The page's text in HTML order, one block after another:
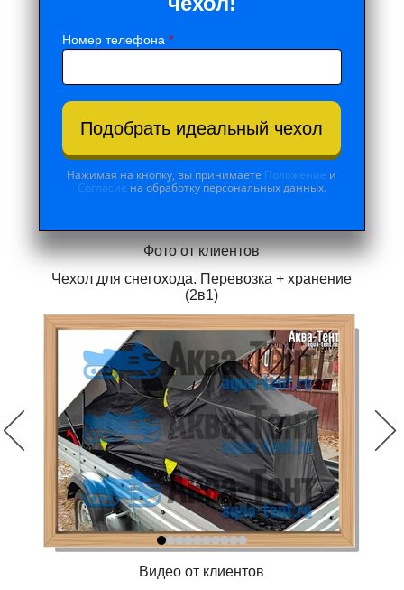
Номер телефона *
Подобрать идеальный чехол
Нажимая на кнопку, вы принимаете Положение и
Согласие на обработку персональных данных.
Фото от клиентов
Чехол для снегохода. Перевозка + хранение
(2в1)
Видео от клиентов